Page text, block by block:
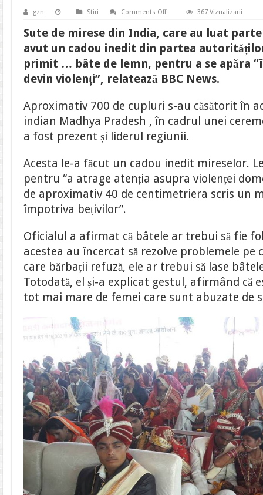
gzn Stiri Comments Offon
mirese
India
primit
pentru
apăra
de
soți
367 Vizualizarii
Sute de mirese din India, care au luat
avut un cadou inedit din partea
primit … bâte de lemn, pentru a se apăra
devin violenți”, relatează BBC News.
Aproximativ 700 de cupluri s-au căsătorit în
indian Madhya Pradesh , în cadrul unei
a fost prezent și liderul regiunii.
Acesta le-a făcut un cadou inedit mireselor.
pentru “a atrage atenția asupra violenței
de aproximativ 40 de centimetriera scris un
împotriva bețivilor”.
Oficialul a afirmat că bâtele ar trebui să fie
acestea au încercat să rezolve problemele pe
care bărbații refuză, ele ar trebui să lase
Totodată, el și-a explicat gestul, afirmând că
tot mai mare de femei care sunt abuzate de